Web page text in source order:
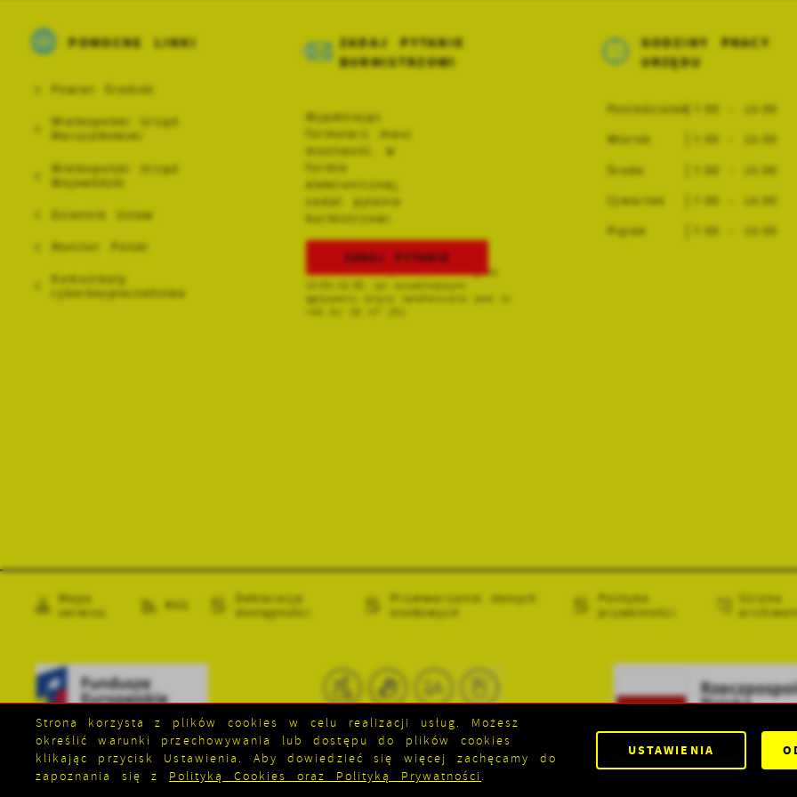
POMOCNE LINKI
Powiat Śremski
Wielkopolski Urząd
Marszałkowski
Wielkopolski Urząd
Wojewódzki
Dziennik Ustaw
Monitor Polski
Komunikaty
cyberbezpieczeństwa
ZADAJ PYTANIE
BURMISTRZOWI
Wypełniając
formularz masz
możliwość, w
formie
elektronicznej,
zadać pytanie
burmistrzowi.
ZADAJ PYTANIE
Burmistrz Śremu przyjmuje
interesantów w poniedziałki w godz.
13:00–15:30, po wcześniejszym
zgłoszeniu wizyty telefonicznie pod nr
GODZINY PRACY
URZĘDU
Poniedziałek
Wtorek
Środa 7:00 - 15:00
Czwartek
Piątek
Mapa
serwisu
RSS
Deklaracja
dostępności
Przetwarzanie danych
osobowych
Polityka
prywatności
Strona
Copyright by srem.pl
Strona korzysta z plików cookies w celu realizacji usług. Możesz
określić warunki przechowywania lub dostępu do plików cookies
klikając przycisk Ustawienia. Aby dowiedzieć się więcej zachęcamy do
zapoznania się z Polityką Cookies oraz Polityką Prywatności .
USTAWIENIA